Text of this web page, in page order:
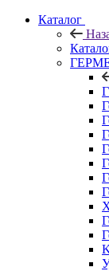
Каталог